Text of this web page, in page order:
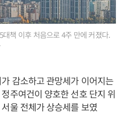
책 이후 처음으로 4주 만에 커졌다.
감소하고 관망세가 이어지는
주여건이 양호한 선호 단지 위
울 전체가 상승세를 보였